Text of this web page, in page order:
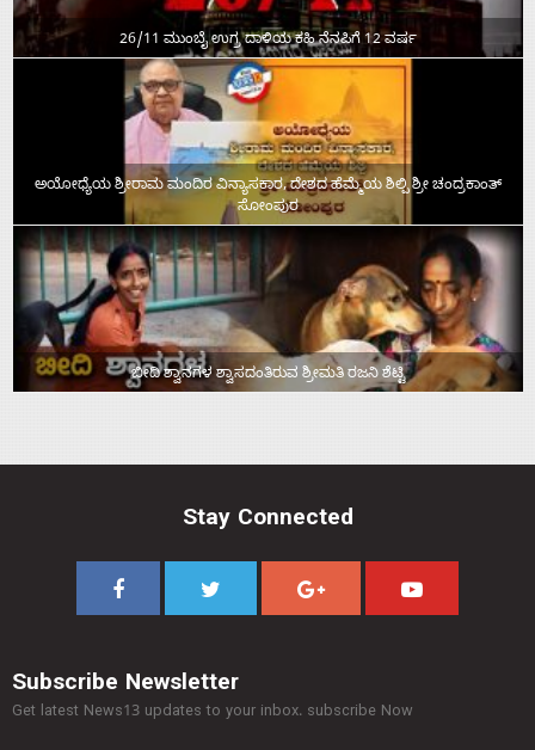
26/11 ಮುಂಬೈ ಉಗ್ರ ದಾಳಿಯ ಕಹಿ ನೆನಪಿಗೆ 12 ವರ್ಷ
ಅಯೋಧ್ಯೆಯ ಶ್ರೀರಾಮ ಮಂದಿರ ವಿನ್ಯಾಸಕಾರ, ದೇಶದ ಹೆಮ್ಮೆಯ ಶಿಲ್ಪಿ ಶ್ರೀ ಚಂದ್ರಕಾಂತ್‌
ಸೋಂಪುರ
ಬೀದಿ ಶ್ವಾನಗಳ ಶ್ವಾಸದಂತಿರುವ ಶ್ರೀಮತಿ ರಜನಿ ಶೆಟ್ಟಿ
Stay Connected
Subscribe Newsletter
Get latest News13 updates to your inbox. subscribe Now